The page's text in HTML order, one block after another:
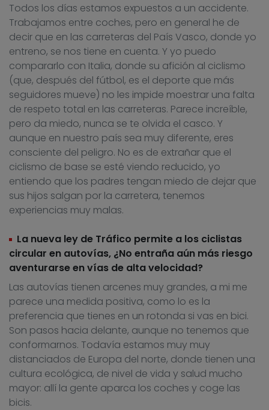
Todos los días estamos expuestos a un accidente.
Trabajamos entre coches, pero en general he de
decir que en las carreteras del País Vasco, donde yo
entreno, se nos tiene en cuenta. Y yo puedo
compararlo con Italia, donde su afición al ciclismo
(que, después del fútbol, es el deporte que más
seguidores mueve) no les impide moestrar una falta
de respeto total en las carreteras. Parece increíble,
pero da miedo, nunca se te olvida el casco. Y
aunque en nuestro país sea muy diferente, eres
consciente del peligro. No es de extrañar que el
ciclismo de base se esté viendo reducido, yo
entiendo que los padres tengan miedo de dejar que
sus hijos salgan por la carretera, tenemos
experiencias muy malas.
La nueva ley de Tráfico permite a los ciclistas
circular en autovías, ¿No entraña aún más riesgo
aventurarse en vías de alta velocidad?
Las autovías tienen arcenes muy grandes, a mi me
parece una medida positiva, como lo es la
preferencia que tienes en un rotonda si vas en bici.
Son pasos hacia delante, aunque no tenemos que
conformarnos. Todavía estamos muy muy
distanciados de Europa del norte, donde tienen una
cultura ecológica, de nivel de vida y salud mucho
mayor: allí la gente aparca los coches y coge las
bicis.